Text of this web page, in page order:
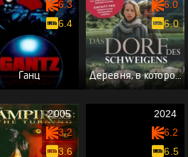
Ганц
6.3
6.4
Деревня, в которой все молчали
6.0
6.0
2005
3.2
3.6
2024
6.2
6.5